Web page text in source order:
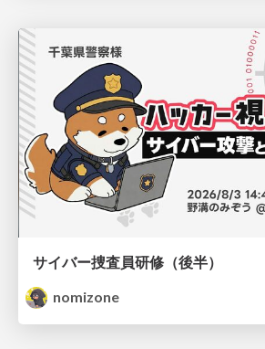
サイバー捜査員研修（後半）
nomizone